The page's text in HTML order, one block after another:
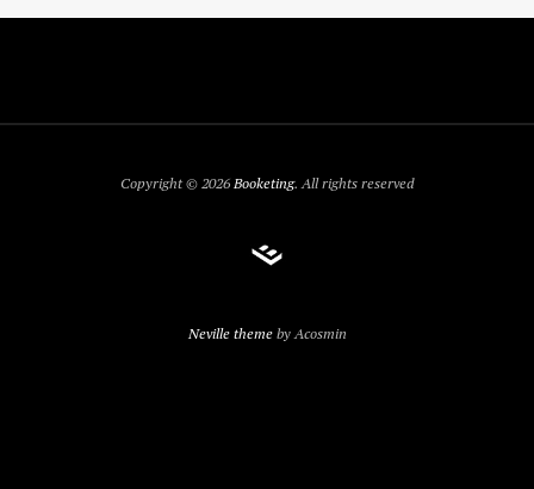
Copyright © 2026Booketing. All rights reserved
Neville themeby Acosmin